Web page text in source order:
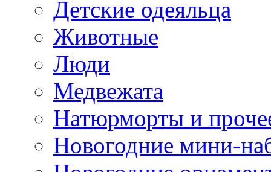
Детские одеяльца
Животные
Люди
Медвежата
Натюрморты и
Новогодние мини-